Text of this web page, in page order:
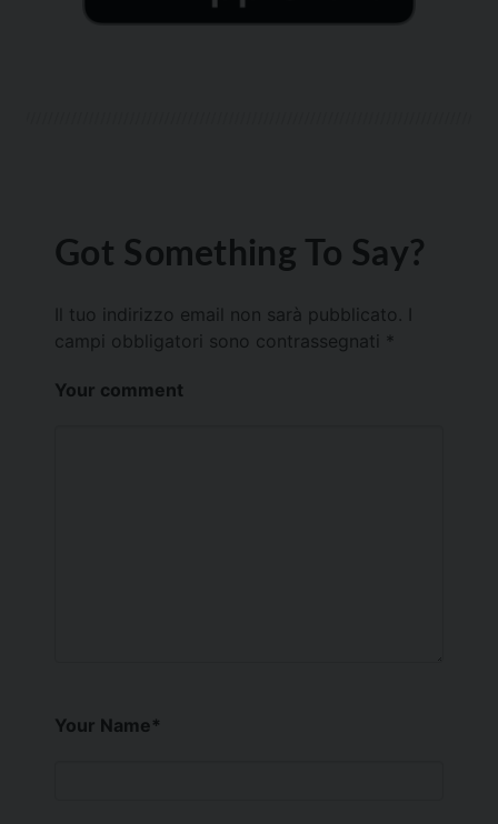
Got Something To Say?
Il tuo indirizzo email non sarà pubblicato.
campi obbligatori sono contrassegnati *
Your comment
Your Name*